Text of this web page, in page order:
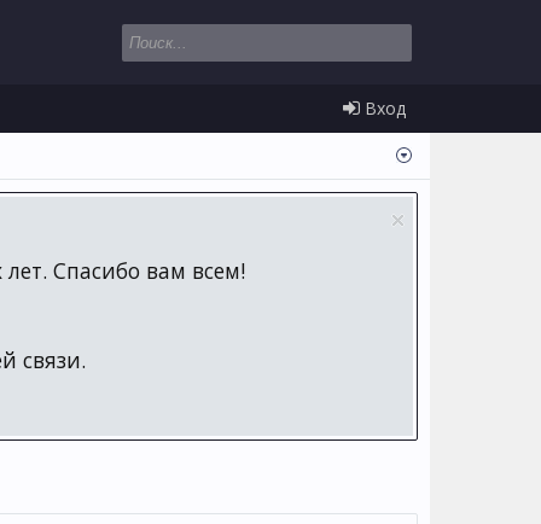
Спасибо вам всем!
связи.
Вход